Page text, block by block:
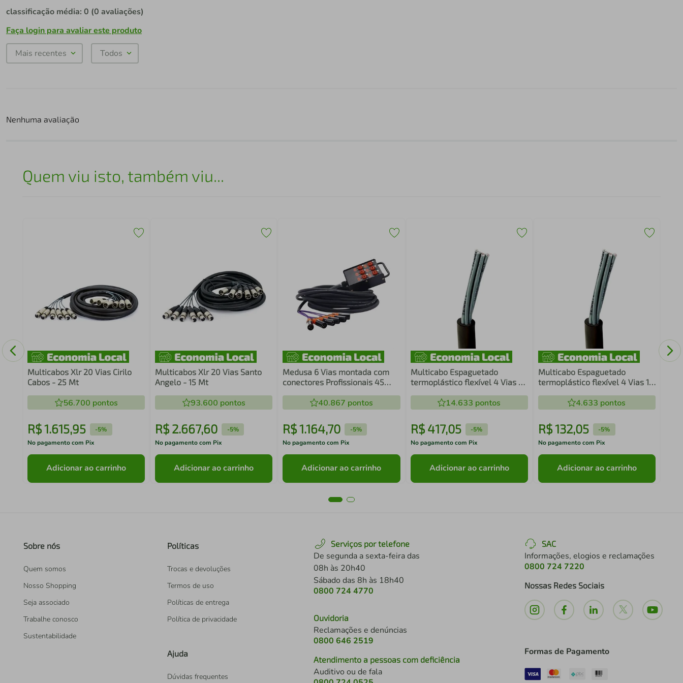
classificação média: 0 (0 avaliações)
Faça login para avaliar este produto
Mais recentes Todos
Nenhuma avaliação
Quem viu isto, também viu...
Multicabos Xlr 20 Vias Cirilo
Cabos - 25 Mt
56.700 pontos
R$1.615,95 -5%
No pagamento com Pix
Adicionar ao carrinho
Multicabos Xlr 20 Vias Santo
Angelo - 15 Mt
93.600 pontos
R$ 2.667,60 -5%
No pagamento com Pix
Adicionar ao carrinho
Medusa 6 Vias montada com
conectores Profissionais 45
40.867 pontos
R$1.164,70 -5%
No pagamento com Pix
Adicionar ao carrinho
Multicabo Espaguetado
termoplástico flexível 4 Vias 35
14.633 pontos
R$ 417,05 -5%
No pagamento com Pix
Adicionar ao carrinho
Multicabo Espaguetado
termoplástico flexível 4 Vias 10
4.633 pontos
R$132,05 -5%
No pagamento com Pix
Adicionar ao carrinho
Mt
Sobre nós
Quem somos
Nosso Shopping
Seja associado
Trabalhe conosco
Sustentabilidade
Políticas
Trocas e devoluções
Termos de uso
Políticas de entrega
Política de privacidade
Ajuda
Dúvidas frequentes
Serviços por telefone
De segunda a sexta-feira das
08h às 20h40
Sábado das 8h às 18h40
0800 724 4770
Ouvidoria
Reclamações e denúncias
0800 646 2519
Atendimento a pessoas com deficiência
Auditivo ou de fala
SAC
Informações, elogios e reclamações
0800 724 7220
Nossas Redes Sociais
Formas de Pagamento